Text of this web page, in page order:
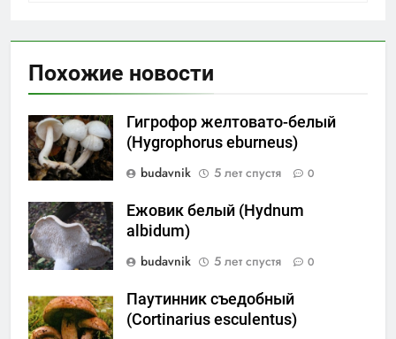
Похожие новости
Гигрофор желтовато-белый
(Hygrophorus eburneus)
budavnik
5 лет спустя 0
Ежовик белый (Hydnum
albidum)
budavnik
5 лет спустя 0
Паутинник съедобный
(Cortinarius esculentus)